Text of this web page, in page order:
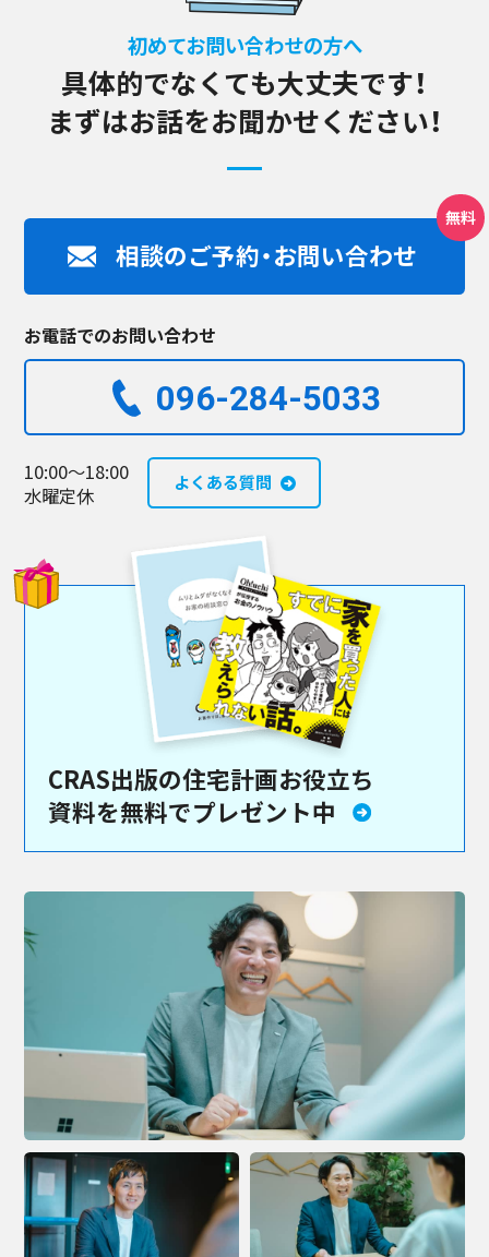
初めてお問い合わせの方へ
具体的でなくても大丈夫です！
まずはお話をお聞かせください！
相談のご予約・お問い合わせ
お電話でのお問い合わせ
096-284-5033​
10:00～18:00
水曜定休
よくある質問
CRAS出版の住宅計画お役立ち
資料を無料でプレゼント中